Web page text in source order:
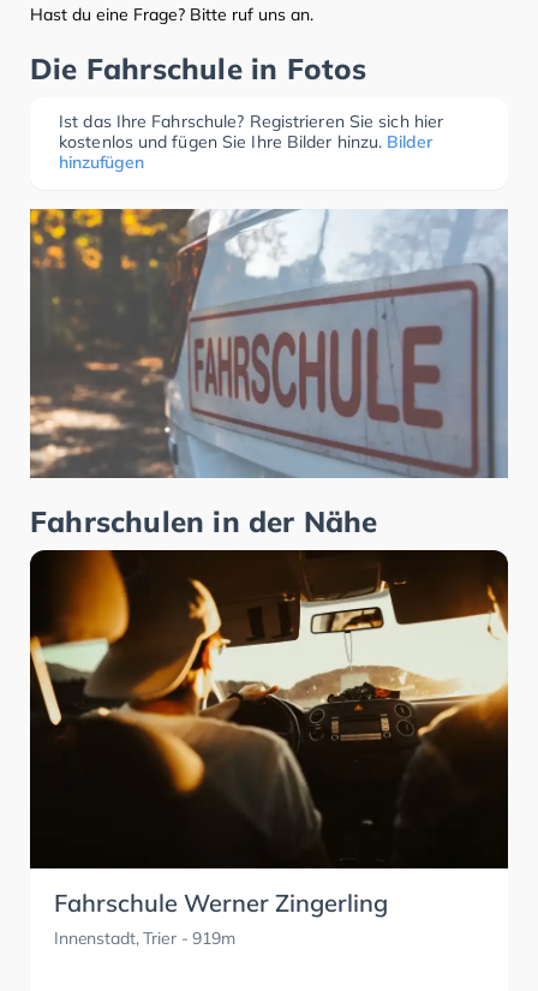
Hast du eine Frage? Bitte ruf uns an.
Die Fahrschule in Fotos
Ist das Ihre Fahrschule? Registrieren Sie sich hier
kostenlos und fügen Sie Ihre Bilder hinzu. Bilder
hinzufügen
Fahrschulen in der Nähe
Fahrschule Werner Zingerling
Innenstadt, Trier- 919m